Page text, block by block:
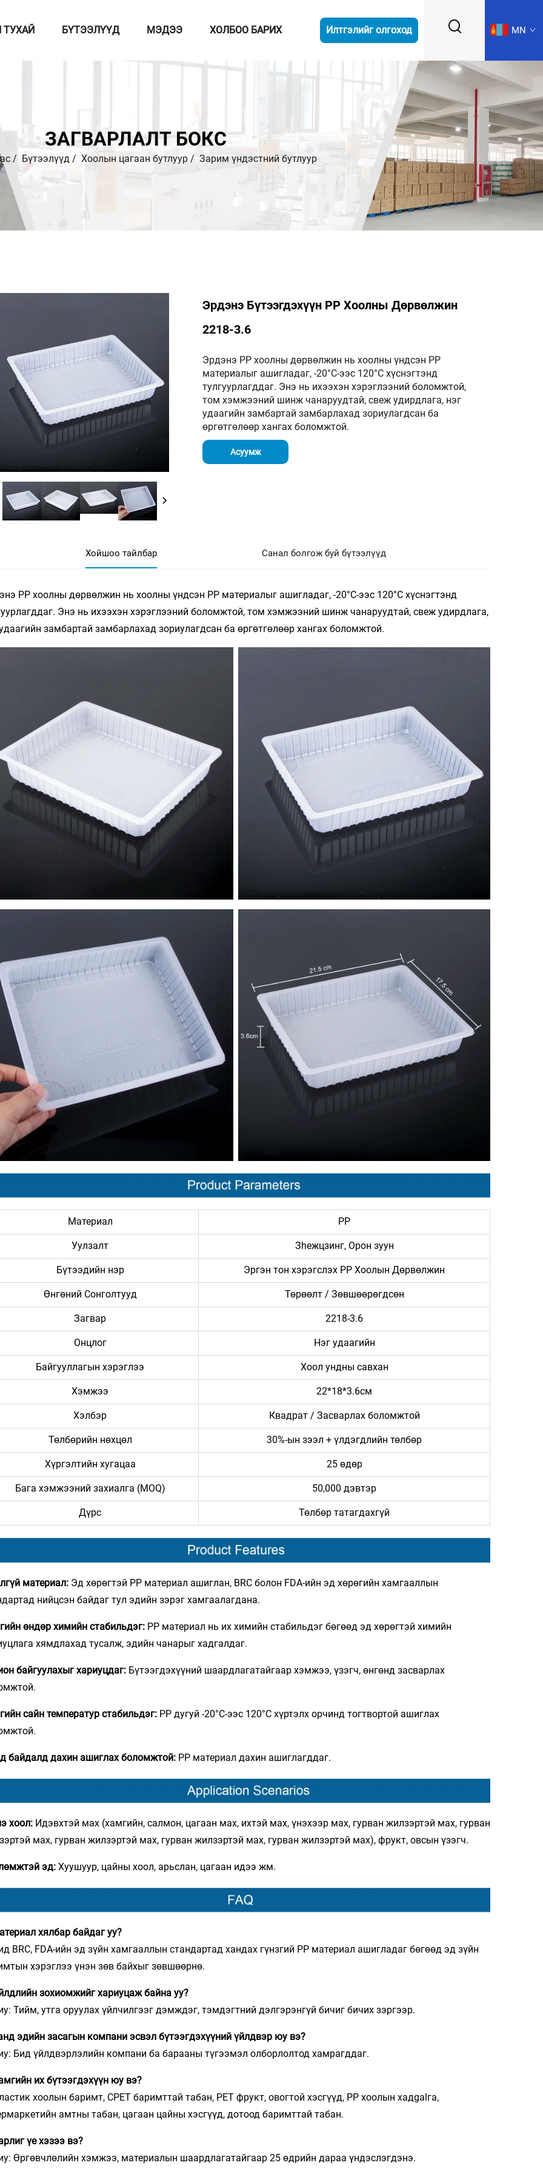
ТУХАЙ БҮТЭЭЛҮҮД МЭДЭЭ ХОЛБОО БАРИХ Илтгэлийг олгоход MN
ЗАГВАРЛАЛТ БОКС
/ Бүтээлүүд/ Хоолын цагаан бутлуур/ Зарим үндэстний бутлуур
Эрдэнэ Бүтээгдэхүүн PP Хоолны Дөрвөлжин
2218-3.6
Эрдэнэ PP хоолны дөрвөлжин нь хоолны үндсэн PP
материалыг ашигладаг, -20°C-ээс 120°C хүснэгтэнд
тулгуурлагддаг. Энэ нь ихээхэн хэрэглээний боломжтой,
том хэмжээний шинж чанаруудтай, свеж удирдлага, нэг
удаагийн замбартай замбарлахад зориулагдсан ба
өргөтгөлөөр хангах боломжтой.
Асуумж
Хойшоо тайлбар Санал болгож буй бүтээлүүд
PP хоолны дөрвөлжин нь хоолны үндсэн PP материалыг ашигладаг, -20°C-ээс 120°C хүснэгтэнд
Энэ нь ихээхэн хэрэглээний боломжтой, том хэмжээний шинж чанаруудтай, свеж удирдлага,
замбартай замбарлахад зориулагдсан ба өргөтгөлөөр хангах боломжтой.
Материал PP
Уулзалт Зheжцзинг, Орон зуун
Бүтээдийн нэр Эргэн тон хэрэгслэх PP Хоолын Дөрвөлжин
Өнгөний Сонголтууд Төрөөлт / Зөвшөөрөгдсөн
Загвар 2218-3.6
Онцлог Нэг удаагийн
Байгууллагын хэрэглээ Хоол ундны савхан
Хэмжээ 22*18*3.6см
Хэлбэр Квадрат / Засварлах боломжтой
Төлбөрийн нөхцөл 30%-ын зээл + үлдэгдлийн төлбөр
Хүргэлтийн хугацаа 25 өдөр
Бага хэмжээний захиалга (MOQ) 50,000 дэвтэр
Дүрс Төлбөр татагдахгүй
материал: Эд хөрөгтэй PP материал ашиглан, BRC болон FDA-ийн эд хөрөгийн хамгааллын
нийцсэн байдаг тул эдийн зэрэг хамгаалагдана.
өндөр химийн стабильдэг: PP материал нь их химийн стабильдэг бөгөөд эд хөрөгтэй химийн
хямдлахад тусалж, эдийн чанарыг хадгалдаг.
байгуулахыг хариуцдаг: Бүтээгдэхүүний шаардлагатайгаар хэмжээ, үзэгч, өнгөнд засварлах
сайн температур стабильдэг: PP дугуй -20°C-ээс 120°C хүртэлх орчинд тогтвортой ашиглах
байдалд дахин ашиглах боломжтой: PP материал дахин ашиглагддаг.
хоол: Идэвхтэй мах (хамгийн, салмон, цагаан мах, ихтэй мах, үнэхээр мах, гурван жилзэртэй мах, гурван
мах, гурван жилзэртэй мах, гурван жилзэртэй мах, гурван жилзэртэй мах), фрукт, овсын үзэгч.
эд: Хуушуур, цайны хоол, арьслан, цагаан идээ жм.
хялбар байдаг уу?
BRC, FDA-ийн эд зүйн хамгааллын стандартад хандах гүнзгий PP материал ашигладаг бөгөөд эд зүйн
хэрэглээ үнэн зөв байхыг зөвшөөрнө.
зохиомжийг хариуцаж байна уу?
Тийм, утга оруулах үйлчилгээг дэмждэг, тэмдэгтний дэлгэрэнгүй бичиг бичих зэргээр.
эдийн засагын компани эсвэл бүтээгдэхүүний үйлдвэр юу вэ?
Бид үйлдвэрлэлийн компани ба барааны түгээмэл олборлолтод хамрагддаг.
их бүтээгдэхүүн юу вэ?
хоолын баримт, CPET баримттай табан, PET фрукт, овогтой хэсгүүд, PP хоолын хадgalга,
амтны табан, цагаан цайны хэсгүүд, дотоод баримттай табан.
үе хэзээ вэ?
Өргөвчлөлийн хэмжээ, материалын шаардлагатайгаар 25 өдрийн дараа үндэслэгдэнэ.